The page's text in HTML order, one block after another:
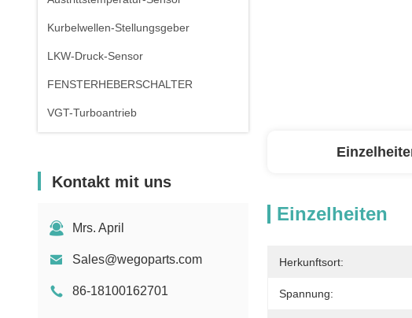
Kurbelwellen-Stellungsgeber
LKW-Druck-Sensor
FENSTERHEBERSCHALTER
VGT-Turboantrieb
Kontakt mit uns
Mrs. April
Sales@wegoparts.com
86-18100162701
Einzelheiten
Herkunftsort:
Spannung: